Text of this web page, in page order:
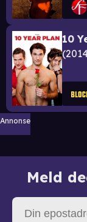
10
Annonse
Meld